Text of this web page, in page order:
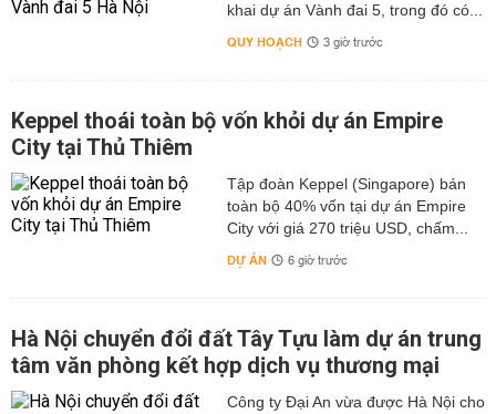
khai dự án Vành đai 5, trong đó có...
QUY HOẠCH 3 giờ trước
Keppel thoái toàn bộ vốn khỏi dự án Empire
City tại Thủ Thiêm
Tập đoàn Keppel (Singapore) bán
toàn bộ 40% vốn tại dự án Empire
City với giá 270 triệu USD, chấm...
DỰ ÁN 6 giờ trước
Hà Nội chuyển đổi đất Tây Tựu làm dự án trung
tâm văn phòng kết hợp dịch vụ thương mại
Công ty Đại An vừa được Hà Nội cho